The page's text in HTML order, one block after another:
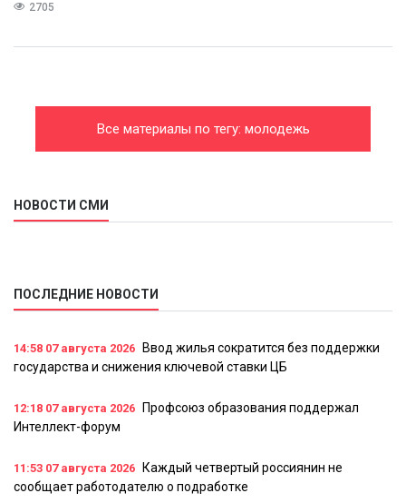
2705
Все материалы по тегу: молодежь
НОВОСТИ СМИ
ПОСЛЕДНИЕ НОВОСТИ
14:58 07 августа 2026
Ввод жилья сократится без поддержки
государства и снижения ключевой ставки ЦБ
12:18 07 августа 2026
Профсоюз образования поддержал
Интеллект-форум
11:53 07 августа 2026
Каждый четвертый россиянин не
сообщает работодателю о подработке